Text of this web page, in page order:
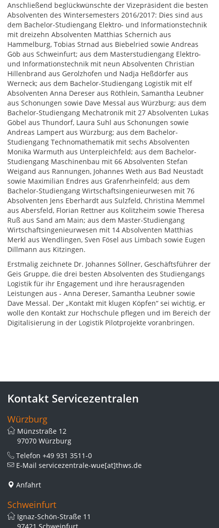
Anschließend beglückwünschte der Vizepräsident die besten
Absolventen des Wintersemesters 2016/2017: Dies sind aus
dem Bachelor-Studiengang Elektro- und Informationstechnik
mit dreizehn Absolventen Matthias Schernich aus
Hammelburg, Tobias Strnad aus Biebelried sowie Andreas
Göb aus Schweinfurt; aus dem Masterstudiengang Elektro-
und Informationstechnik mit neun Absolventen Christian
Hillenbrand aus Gerolzhofen und Nadja Heßdörfer aus
Werneck; aus dem Bachelor-Studiengang Logistik mit elf
Absolventen Anna Dereser aus Röthlein, Samantha Leubner
aus Schonungen sowie Dave Messal aus Würzburg; aus dem
Bachelor-Studiengang Mechatronik mit 27 Absolventen Lukas
Göbel aus Thundorf, Laura Suhl aus Schonungen sowie
Andreas Lampert aus Würzburg; aus dem Bachelor-
Studiengang Technomathematik mit sechs Absolventen
Monika Warmuth aus Unterpleichfeld; aus dem Bachelor-
Studiengang Maschinenbau mit 66 Absolventen Stefan
Weigand aus Rannungen, Johannes Weth aus Bad Neustadt
sowie Maximilian Endres aus Grafenrheinfeld; aus dem
Bachelor-Studiengang Wirtschaftsingenieurwesen mit 76
Absolventen Jens Eberhardt aus Sulzfeld, Christina Memmel
aus Abersfeld, Florian Rettner aus Kolitzheim sowie Theresa
Ruß aus Sand am Main; aus dem Master-Studiengang
Wirtschaftsingenieurwesen mit 14 Absolventen Matthias
Merkl aus Wendlingen, Sven Fösel aus Limbach sowie Eugen
Dillmann aus Kitzingen.
Erstmalig zeichnete Dr. Johannes Söllner, Geschäftsführer der
Geis Gruppe, die drei besten Absolventen des Studiengangs
Logistik für ihr Engagement und ihre herausragenden
Leistungen aus - Anna Dereser, Samantha Leubner sowie
Dave Messal. Der „Kontakt mit klugen Köpfen“ sei wichtig, er
wolle den Kontakt zur Hochschule pflegen und im Bereich der
Digitalisierung in der Logistik Pilotprojekte voranbringen.
Kontakt Servicezentralen
Würzburg
Münzstraße 12
97070 Würzburg
Telefon +49 931 3511-0
E-Mail servicezentrale-wue[at]thws.de
Anfahrt
Schweinfurt
Ignaz-Schön-Straße 11